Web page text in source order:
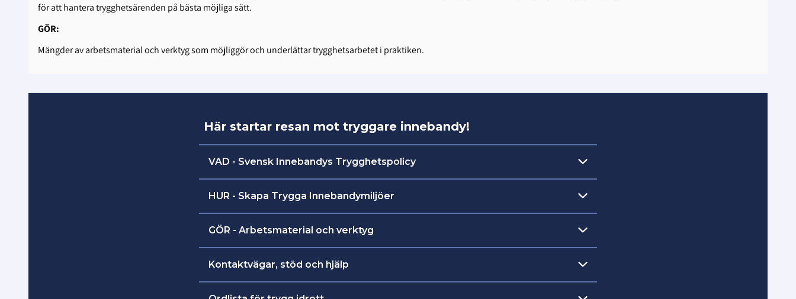
för att hantera trygghetsärenden på bästa möjliga sätt.
GÖR:
Mängder av arbetsmaterial och verktyg som möjliggör och underlättar trygghetsarbetet i praktiken.
Här startar resan mot tryggare innebandy!
VAD - Svensk Innebandys Trygghetspolicy
VAD - Svensk Innebandys Trygghetspolicy
HUR - Skapa Trygga Innebandymiljöer
HUR - Skapa Trygga Innebandymiljöer (vägledande material)
GÖR - Arbetsmaterial och verktyg
GÖR - Arbetsmaterial och verktyg
Kontaktvägar, stöd och hjälp
Kontaktvägar, stöd och hjälp